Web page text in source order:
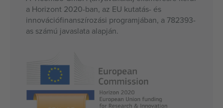
a Horizont 2020-ban, az EU kutatás- és
innovációfinanszírozási programjában, a 782393-
as számú javaslata alapján.